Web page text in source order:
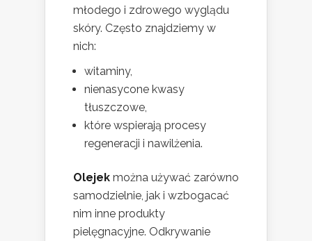
młodego i zdrowego wyglądu
skóry. Często znajdziemy w
nich:
witaminy,
nienasycone kwasy
tłuszczowe,
które wspierają procesy
regeneracji i nawilżenia.
Olejek można używać zarówno
samodzielnie, jak i wzbogacać
nim inne produkty
pielęgnacyjne. Odkrywanie